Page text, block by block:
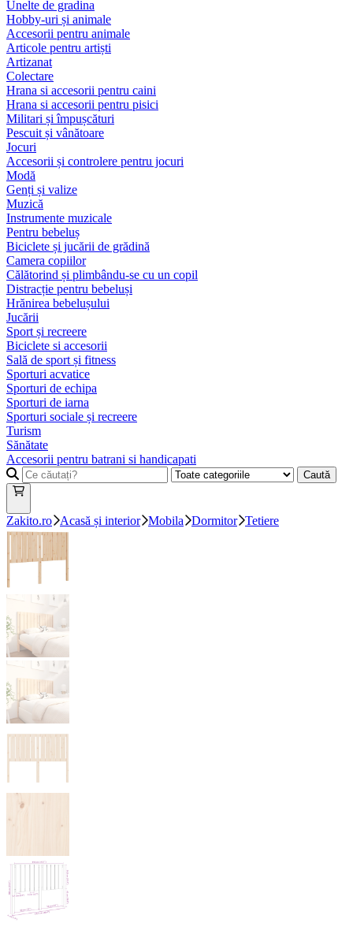
Unelte de gradina
Hobby-uri și animale
Accesorii pentru animale
Articole pentru artiști
Artizanat
Colectare
Hrana si accesorii pentru caini
Hrana si accesorii pentru pisici
Militari și împușcături
Pescuit și vânătoare
Jocuri
Accesorii și controlere pentru jocuri
Modă
Genți și valize
Muzică
Instrumente muzicale
Pentru bebeluș
Biciclete și jucării de grădină
Camera copiilor
Călătorind și plimbându-se cu un copil
Distracție pentru bebeluși
Hrănirea bebelușului
Jucării
Sport și recreere
Biciclete si accesorii
Sală de sport și fitness
Sporturi acvatice
Sporturi de echipa
Sporturi de iarna
Sporturi sociale și recreere
Turism
Sănătate
Accesorii pentru batrani si handicapati
Caută
Zakito.ro Acasă și interior Mobila Dormitor Tetiere